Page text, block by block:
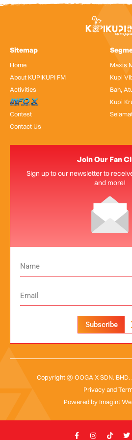
Sitemap
Home
About KUPIKUPI FM
Activities
InfoX
Contest
Contact Us
Maxis
Kupi
Bah,
Kupi
Join Our Fan
Sign up to our newsletter to
and more!
Subscribe
Copyright @ OOGA X SDN.
Privacy and
Powered by Imagint